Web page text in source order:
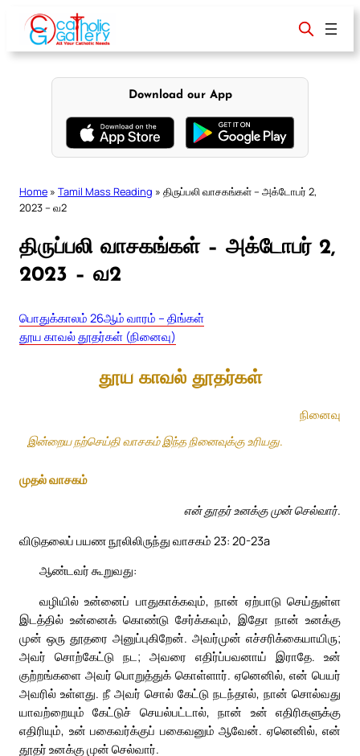
content
Download our App
Home » Tamil Mass Reading » திருப்பலி வாசகங்கள் – அக்டோபர் 2,
2023 – வ2
திருப்பலி வாசகங்கள் – அக்டோபர் 2,
2023 – வ2
பொதுக்காலம் 26ஆம் வாரம் – திங்கள்
தூய காவல் தூதர்கள் (நினைவு)
தூய காவல் தூதர்கள்
நினைவு
இன்றைய நற்செய்தி வாசகம் இந்த நினைவுக்கு உரியது.
முதல் வாசகம்
என் தூதர் உனக்கு முன் செல்வார்.
விடுதலைப் பயண நூலிலிருந்து வாசகம் 23: 20-23a
ஆண்டவர் கூறுவது:
வழியில் உன்னைப் பாதுகாக்கவும், நான் ஏற்பாடு செய்துள்ள
இடத்தில் உன்னைக் கொண்டு சேர்க்கவும், இதோ நான் உனக்கு
முன் ஒரு தூதரை அனுப்புகிறேன். அவர்முன் எச்சரிக்கையாயிரு;
அவர் சொற்கேட்டு நட; அவரை எதிர்ப்பவனாய் இராதே. உன்
குற்றங்களை அவர் பொறுத்துக் கொள்ளார். ஏனெனில், என் பெயர்
அவரில் உள்ளது. நீ அவர் சொல் கேட்டு நடந்தால், நான் சொல்வது
யாவற்றையும் கேட்டுச் செயல்பட்டால், நான் உன் எதிரிகளுக்கு
எதிரியும், உன் பகைவர்க்குப் பகைவனும் ஆவேன். ஏனெனில், என்
தூதர் உனக்கு முன் செல்வார்.